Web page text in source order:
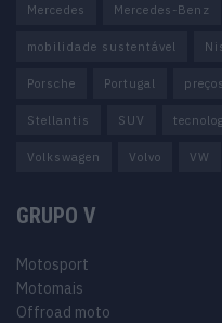
Mercedes Mercedes-Benz
mobilidade sustentável
Porsche Portugal preços
Stellantis SUV
Volkswagen Volvo VW
GRUPO V
Motosport
Motomais
Offroad moto